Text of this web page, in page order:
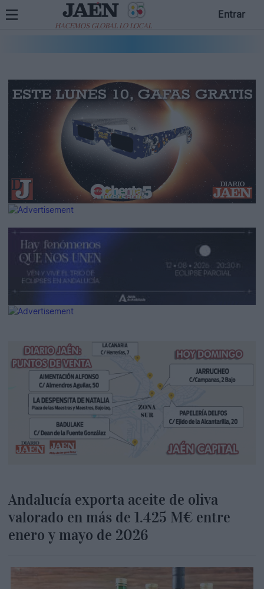
HACEMOS GLOBAL LO LOCAL
Entrar
Andalucía exporta aceite de oliva
valorado en más de 1.425 M€ entre
enero y mayo de 2026